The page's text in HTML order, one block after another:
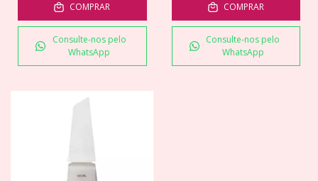
COMPRAR
Consulte-nos pelo
WhatsApp
COMPRAR
Consulte-nos pelo
WhatsApp